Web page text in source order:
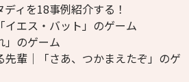
ィを18事例紹介する！
エス・バット」のゲーム
のゲーム
先輩│「さあ、つかまえたぞ」のゲ